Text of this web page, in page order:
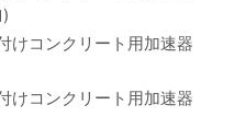
けコンクリート用加速器
けコンクリート用加速器